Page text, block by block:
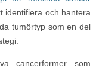
identifiera och hantera
tumörtyp som en del
cancerformer som